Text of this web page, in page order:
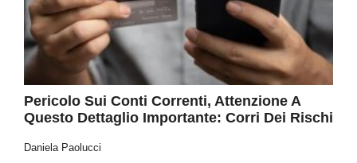
Pericolo Sui Conti Correnti, Attenzione A
Questo Dettaglio Importante: Corri Dei Rischi
Daniela Paolucci